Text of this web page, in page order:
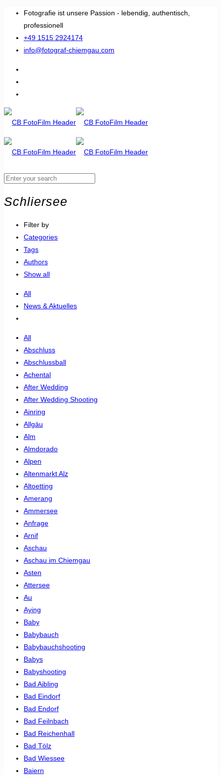
Fotografie ist unsere Passion - lebendig, authentisch,
professionell
+49 1515 2924174
info@fotograf-chiemgau.com
Schliersee
Filter by
Categories
Tags
Authors
Show all
All
News & Aktuelles
All
Abschluss
Abschlussball
Achental
After Wedding
After Wedding Shooting
Ainring
Allgäu
Alm
Almdorado
Alpen
Altenmarkt Alz
Altoetting
Amerang
Ammersee
Anfrage
Arnif
Aschau
Aschau im Chiemgau
Asten
Attersee
Au
Aying
Baby
Babybauch
Babybauchshooting
Babys
Babyshooting
Bad Aibling
Bad Eindorf
Bad Endorf
Bad Feilnbach
Bad Reichenhall
Bad Tölz
Bad Wiessee
Baiern